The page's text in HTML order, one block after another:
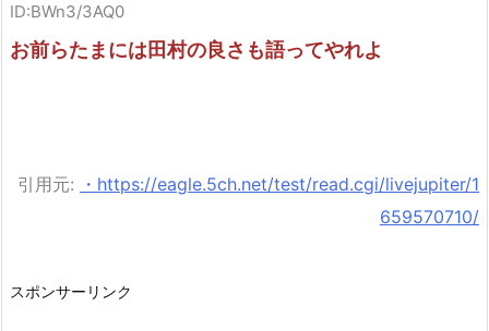
ID:BWn3/3AQ0
お前らたまには田村の良さも語ってやれよ
引用元:
・https://eagle.5ch.net/test/read.cgi/livejupiter/1
659570710/
スポンサーリンク